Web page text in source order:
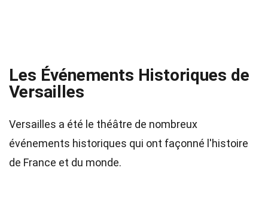
Les Événements Historiques de
Versailles
Versailles a été le théâtre de nombreux
événements historiques qui ont façonné l'histoire
de France et du monde.